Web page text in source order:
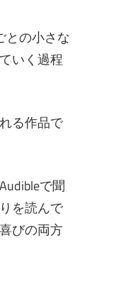
との小さな
いく過程
る作品で
で聞
を読んで
びの両方